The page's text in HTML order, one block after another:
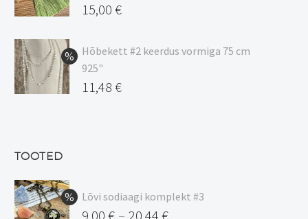
20,44 €
Algne
oli:
17,00 €.
15,00 €
hind
on:
15,00 €.
Hõbekett #2 keerdus vormiga 75 cm
925"
Algne
11,48 €
TOOTED
Lõvi sodiaagi komplekt #3
9,00 € – 20,44 €